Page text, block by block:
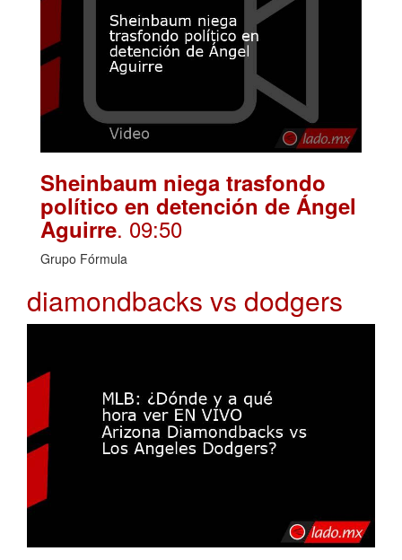
Sheinbaum niega trasfondo
político en detención de Ángel
Aguirre. 09:50
Grupo Fórmula
diamondbacks vs dodgers